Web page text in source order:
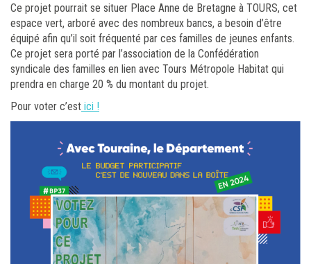
Ce projet pourrait se situer Place Anne de Bretagne à TOURS, cet
espace vert, arboré avec des nombreux bancs, a besoin d’être
équipé afin qu’il soit fréquenté par ces familles de jeunes enfants.
Ce projet sera porté par l’association de la Confédération
syndicale des familles en lien avec Tours Métropole Habitat qui
prendra en charge 20 % du montant du projet.
Pour voter c’est ici !